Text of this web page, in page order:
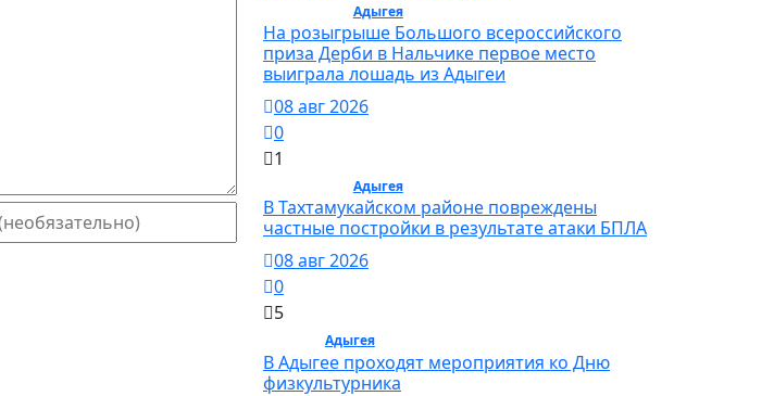
Адыгея/ Общество
На розыгрыше Большого всероссийского
приза Дерби в Нальчике первое место
выиграла лошадь из Адыгеи
08 авг 2026
0
1
Адыгея/ Общество
В Тахтамукайском районе повреждены
частные постройки в результате атаки БПЛА
08 авг 2026
0
5
Адыгея/ Спорт
В Адыгее проходят мероприятия ко Дню
физкультурника